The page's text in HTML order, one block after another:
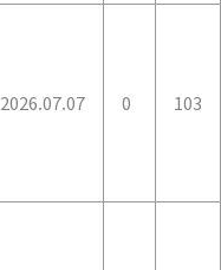
2026.07.07 0 103